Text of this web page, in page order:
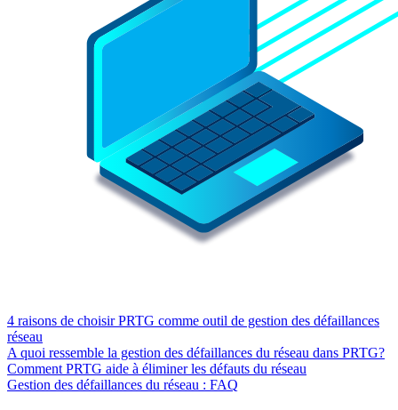
4 raisons de choisir PRTG comme outil de gestion des défaillances
réseau
A quoi ressemble la gestion des défaillances du réseau dans PRTG?
Comment PRTG aide à éliminer les défauts du réseau
Gestion des défaillances du réseau : FAQ